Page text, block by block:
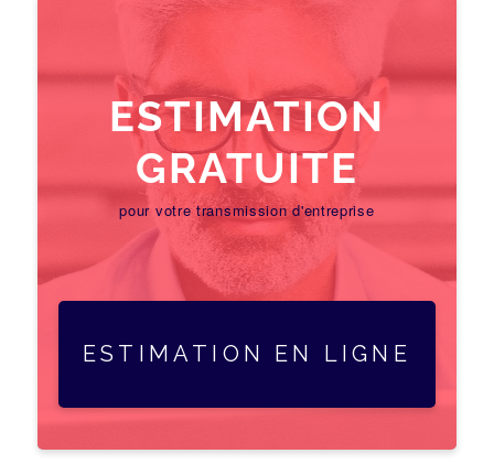
ESTIMATION
GRATUITE
pour votre transmission d'entreprise
ESTIMATION EN LIGNE